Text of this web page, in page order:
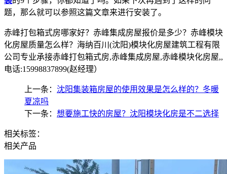
题，那么就可以参照这篇文章来进行安装了。
赤峰打包箱式房哪家好？赤峰集成房屋报价是多少？赤峰模块
化房屋质量怎么样？海纳百川(沈阳)模块化房屋建筑工程有限
公司专业承接赤峰打包箱式房,赤峰集成房屋,赤峰模块化房屋,,
电话:15998837899(赵经理）
上一条： 沈阳集装箱房屋的使用效果是怎么样的？冬暖
夏凉吗
下一条： 想要施工快的房屋？沈阳模块化房是不二选择
相关标签：
相关产品